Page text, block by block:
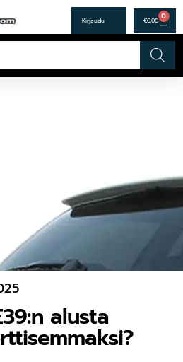
€0,00 0
alusta